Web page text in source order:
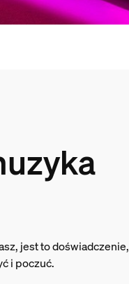
jest to doświadczenie,
i poczuć.